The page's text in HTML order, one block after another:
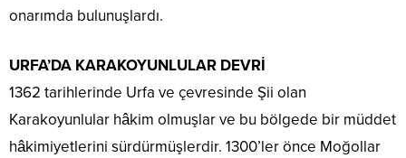
onarımda bulunuşlardı.
URFA’DA KARAKOYUNLULAR DEVRİ
1362 tarihlerinde Urfa ve çevresinde Şii olan
Karakoyunlular hâkim olmuşlar ve bu bölgede bir müddet
hâkimiyetlerini sürdürmüşlerdir. 1300’ler önce Moğollar